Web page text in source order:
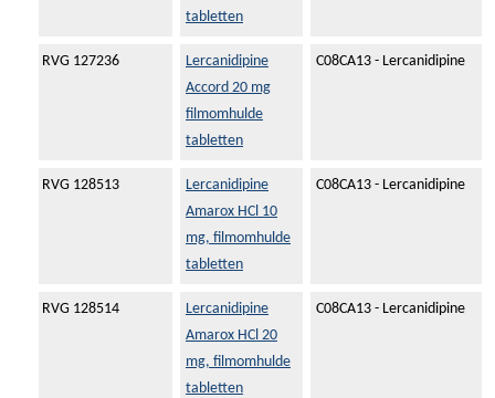
tabletten
RVG 127236
Lercanidipine
Accord 20 mg
filmomhulde
tabletten
C08CA13 - Lercanidipine
RVG 128513
Lercanidipine
Amarox HCl 10
mg, filmomhulde
tabletten
C08CA13 - Lercanidipine
RVG 128514
Lercanidipine
Amarox HCl 20
mg, filmomhulde
tabletten
C08CA13 - Lercanidipine